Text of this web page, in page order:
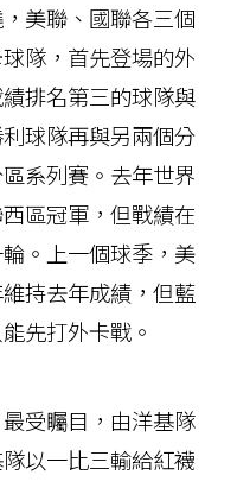
美聯、國聯各三個
隊，首先登場的外
排名第三的球隊與
球隊再與另兩個分
系列賽。去年世界
區冠軍，但戰績在
。上一個球季，美
持去年成績，但藍
先打外卡戰。
受矚目，由洋基隊
以一比三輸給紅襪